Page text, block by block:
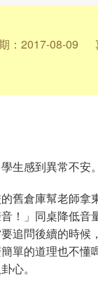
：2017-08-09
生感到異常不安。
舊倉庫幫老師
！」同桌降低音
追問後續的時候
單的道理也不懂
心。